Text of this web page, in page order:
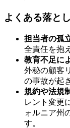
よくある落と
担当者の孤
全責任を抱
教育不足に
外秘の顧客
の事故が起
規約や法規
レント変更
ォルニア州
す。